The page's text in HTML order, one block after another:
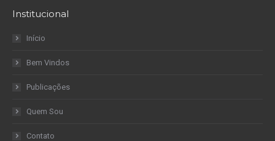
Institucional
Início
Bem Vindos
Publicações
Quem Sou
Contato